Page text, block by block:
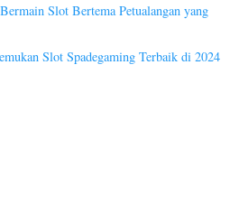
Slot Bertema Petualangan yang
Slot Spadegaming Terbaik di 2024